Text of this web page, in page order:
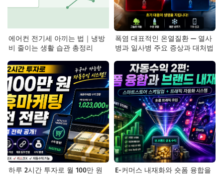
에어컨 전기세 아끼는 법｜냉방
비 줄이는 생활 습관 총정리
폭염 대표적인 온열질환 — 열사
병과 일사병 주요 증상과 대처법
하루 2시간 투자로 월 100만 원
E-커머스 내재화와 숏폼 융합을